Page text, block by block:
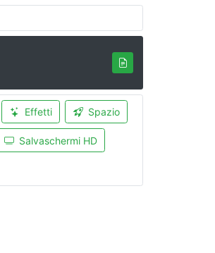
Effetti Spazio
Salvaschermi HD